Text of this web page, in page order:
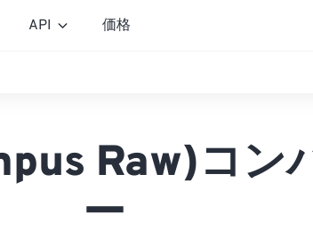
API 価格
Raw)コン
ー